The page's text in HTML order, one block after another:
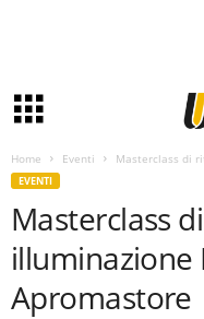
Home Eventi Masterclass di
EVENTI
Masterclass
illuminazione
Apromastore